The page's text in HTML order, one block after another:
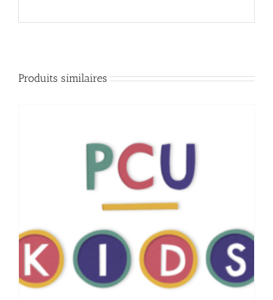
Produits similaires